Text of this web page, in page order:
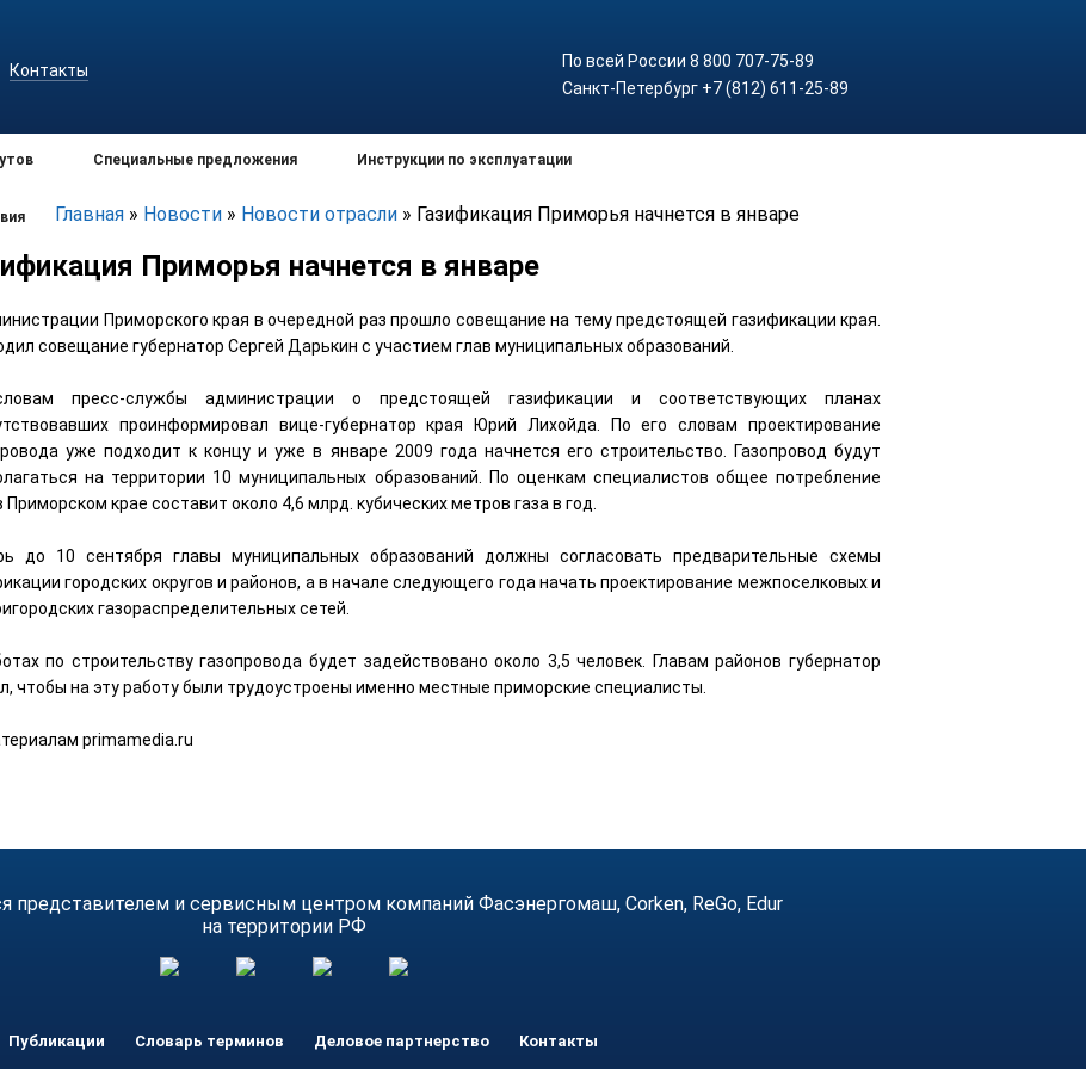
Контакты
По всей России 8 800 707-75-89
Санкт-Петербург +7 (812) 611-25-89
Специальные предложения Инструкции по эксплуатации
Главная » Новости » Новости отрасли » Газификация Приморья начнется в январе
Приморья начнется в январе
Приморского края в очередной раз прошло совещание на тему предстоящей газификации края.
совещание губернатор Сергей Дарькин с участием глав муниципальных образований.
пресс-службы администрации о предстоящей газификации и соответствующих планах
проинформировал вице-губернатор края Юрий Лихойда. По его словам проектирование
уже подходит к концу и уже в январе 2009 года начнется его строительство. Газопровод будут
на территории 10 муниципальных образований. По оценкам специалистов общее потребление
Приморском крае составит около 4,6 млрд. кубических метров газа в год.
до 10 сентября главы муниципальных образований должны согласовать предварительные схемы
городских округов и районов, а в начале следующего года начать проектирование межпоселковых и
газораспределительных сетей.
по строительству газопровода будет задействовано около 3,5 человек. Главам районов губернатор
чтобы на эту работу были трудоустроены именно местные приморские специалисты.
primamedia.ru
представителем и сервисным центром компаний Фасэнергомаш, Corken, ReGo, Edur
на территории РФ
Публикации Словарь терминов Деловое партнерство Контакты